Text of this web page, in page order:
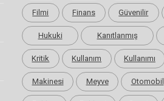
Filmi Finans Güvenilir
Hukuki Kanıtlanmış
Kritik Kullanım Kullanımı
Makinesi Meyve Otomobil